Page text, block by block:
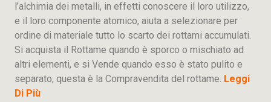
l’alchimia dei metalli, in effetti conoscere il loro utilizzo,
e il loro componente atomico, aiuta a selezionare per
ordine di materiale tutto lo scarto dei rottami accumulati.
Si acquista il Rottame quando è sporco o mischiato ad
altri elementi, e si Vende quando esso è stato pulito e
separato, questa è la Compravendita del rottame. Leggi
Di Più